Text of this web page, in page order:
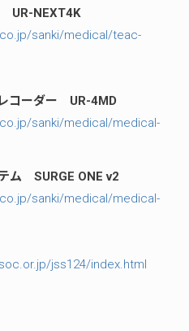
UR-NEXT4K
sanki/medical/teac-
コーダー UR-4MD
sanki/medical/medical-
ム SURGE ONE v2
sanki/medical/medical-
jss124/index.html